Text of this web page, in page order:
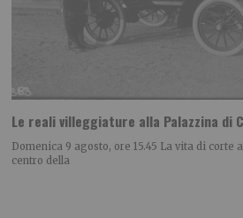
Le reali villeggiature alla Palazzina di
Domenica 9 agosto, ore 15.45 La vita di corte
centro della